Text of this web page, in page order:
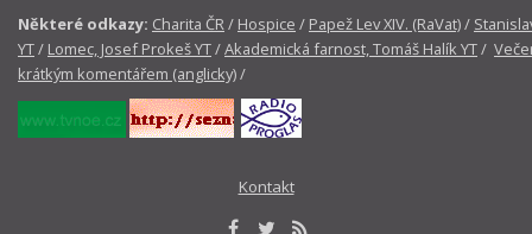
Některé odkazy: Charita ČR/ Hospice / Papež Lev XIV. (RaVat)/
YT/ Lomec, Josef Prokeš YT/Akademická farnost, Tomáš Halík YT/
krátkým komentářem (anglicky)/
Kontakt